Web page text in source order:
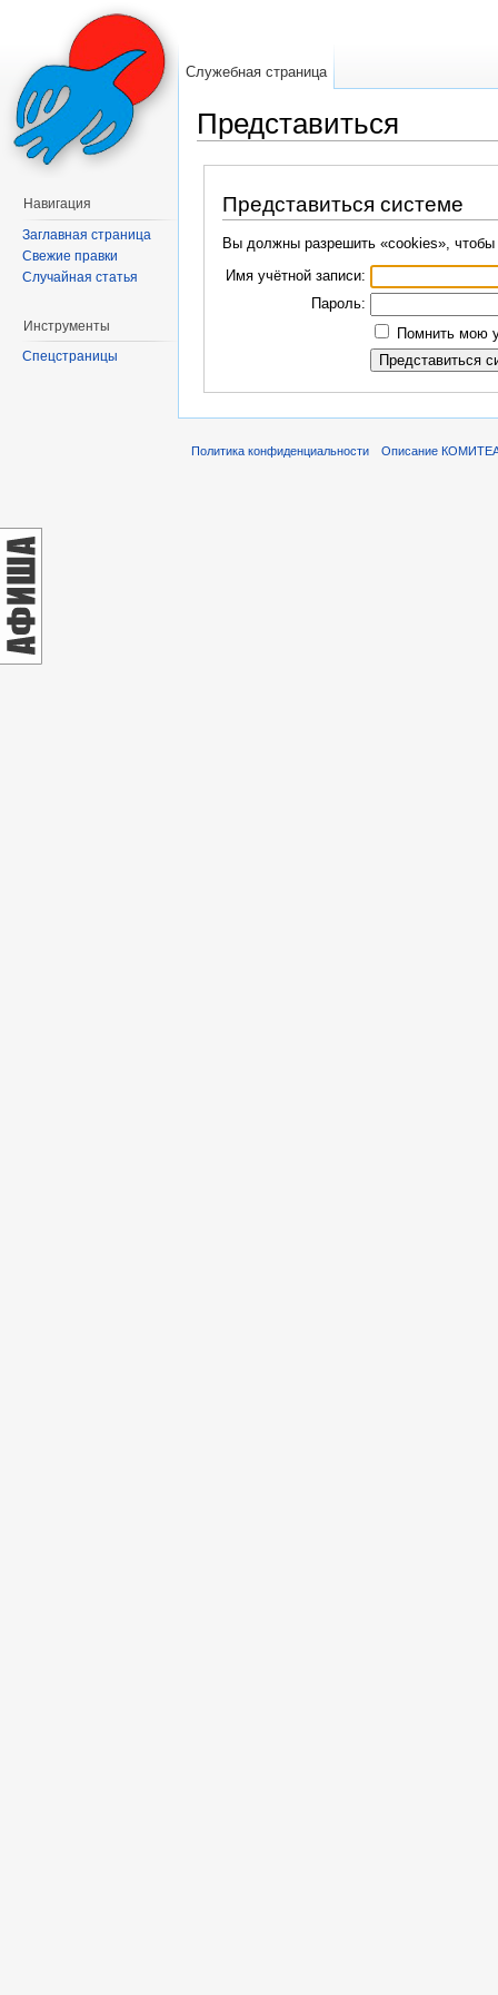
Представиться
Представиться системе
Вы должны разрешить «cookies», чтобы
Имя учётной записи:
Пароль:
Помнить мою
Служебная страница
Навигация
Заглавная страница
Свежие правки
Случайная статья
Инструменты
Спецстраницы
Политика конфиденциальности Описание